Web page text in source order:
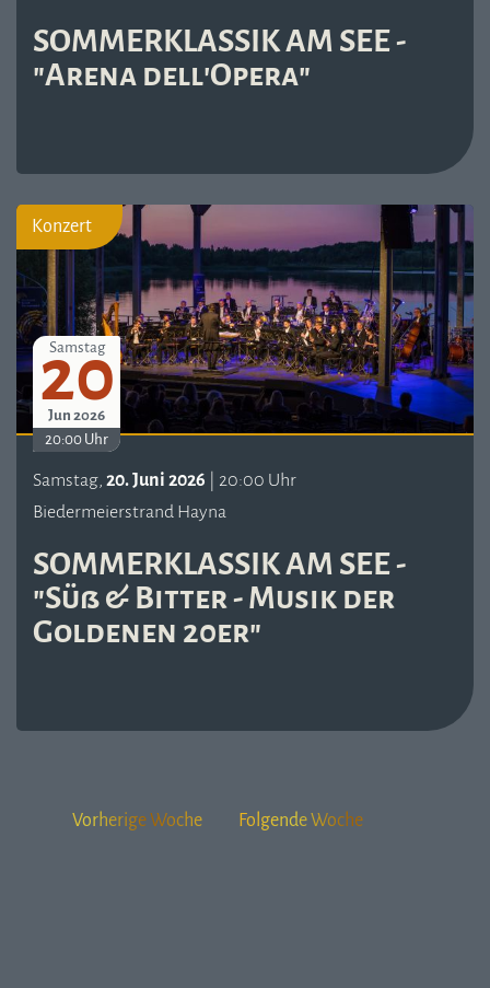
SOMMERKLASSIK AM SEE -
"Arena dell'Opera"
Konzert
Samstag
20
Jun 2026
20:00 Uhr
Samstag, 20. Juni 2026 | 20:00 Uhr
Biedermeierstrand Hayna
SOMMERKLASSIK AM SEE -
"Süß & Bitter - Musik der
Goldenen 20er"
Vorherige Woche Folgende Woche